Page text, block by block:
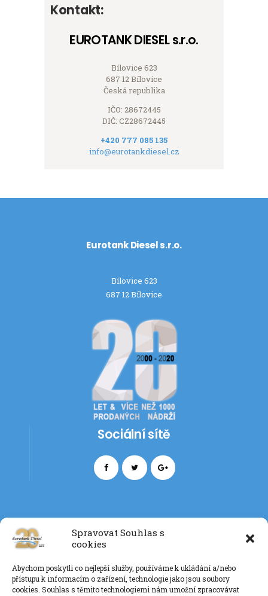
Spravovat Souhlas s
cookies
Abychom poskytli co nejlepší služby, používáme k ukládání a/nebo
přístupu k informacím o zařízení, technologie jako jsou soubory
cookies. Souhlas s těmito technologiemi nám umožní zpracovávat
Kontakt:
EUROTANK DIESEL s.r.o.
Bílovice 623
687 12 Bílovice
Česká republika
IČO: 28672445
DIČ: CZ28672445
+420 777 085 135
info@eurotankdiesel.cz
Eurotank Diesel s.r.o.
Bílovice 623
687 12 Bílovice
Sociální sítě
+420 777 085 135
info@eurotankdiesel.cz